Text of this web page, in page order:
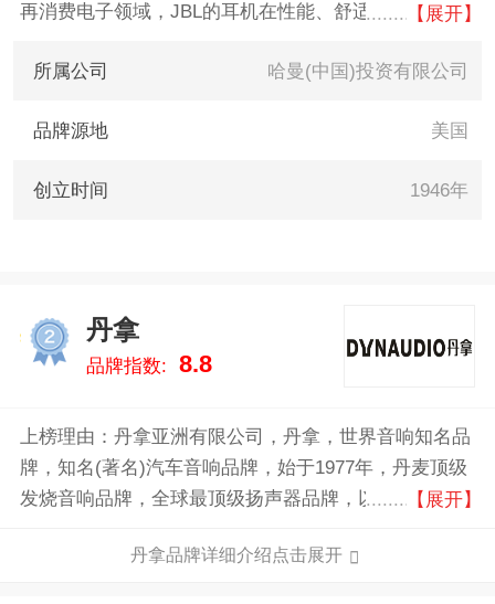
再消费电子领域，JBL的耳机在性能、舒适度和价格上
【展开】
所属公司 哈曼(中国)投资有限公司
品牌源地 美国
创立时间 1946年
2
丹拿
品牌指数: 8.8
上榜理由：丹拿亚洲有限公司，丹拿，世界音响知名品
牌，知名(著名)汽车音响品牌，始于1977年，丹麦顶级
发烧音响品牌，全球最顶级扬声器品牌，以精准的声
窒与汽车音响领域也同样出色。
【展开】
丹拿品牌详细介绍点击展开